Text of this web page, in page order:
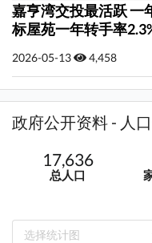
嘉亨湾交投最活跃 一
标屋苑一年转手率
2026-05-13 4,458
政府公开资料 - 人
17,636
总人口
选择统计图